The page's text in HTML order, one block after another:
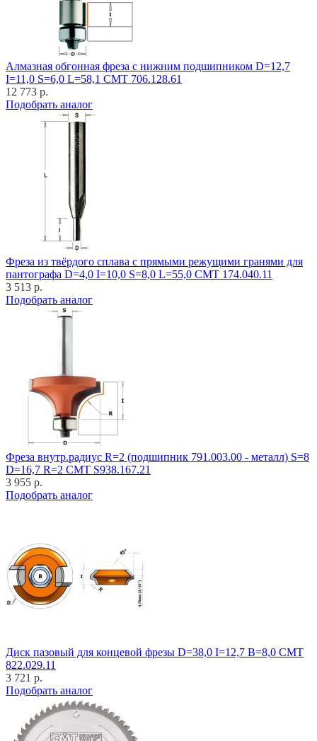
Алмазная обгонная фреза с нижним подшипником D=12,7
I=11,0 S=6,0 L=58,1 CMT 706.128.61
12 773 р.
Подобрать аналог
Фреза из твёрдого сплава с прямыми режущими гранями для
пантографа D=4,0 I=10,0 S=8,0 L=55,0 CMT 174.040.11
3 513 р.
Подобрать аналог
Фреза внутр.радиус R=2 (подшипник 791.003.00 - металл) S=8
D=16,7 R=2 CMT S938.167.21
3 955 р.
Подобрать аналог
Диск пазовый для концевой фрезы D=38,0 I=12,7 B=8,0 CMT
822.029.11
3 721 р.
Подобрать аналог